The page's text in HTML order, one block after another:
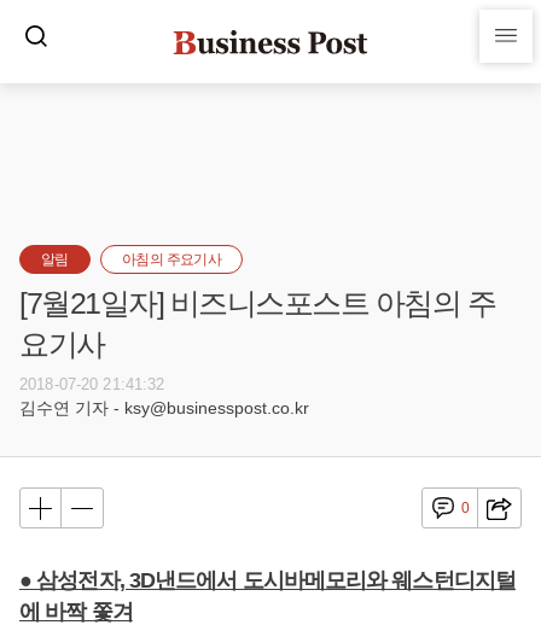
알림 아침의 주요기사
[7월21일자] 비즈니스포스트 아침의 주
요기사
2018-07-20 21:41:32
김수연 기자 - ksy@businesspost.co.kr
0
● 삼성전자, 3D낸드에서 도시바메모리와 웨스턴디지털
에 바짝 쫓겨